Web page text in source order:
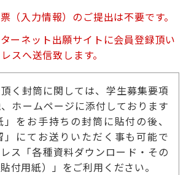
（入力情報）のご提出は不要です。
ーネット出願サイトに会員登録頂い
スへ送信致します。
く封筒に関しては、学生募集要項
ホームページに添付しております
」をお手持ちの封筒に貼付の後、
」にてお送りいただく事も可能で
ス「各種資料ダウンロード・その
付用紙）」をご利用ください。